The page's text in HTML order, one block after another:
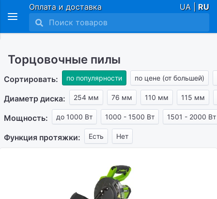
Оплата и доставка UA | RU
Торцовочные пилы
Сортировать: по популярности по цене (от большей)
Диаметр диска: 254 мм 76 мм 110 мм 115 мм
Мощность: до 1000 Вт 1000 - 1500 Вт 1501 - 2000 Вт
Функция протяжки: Есть Нет